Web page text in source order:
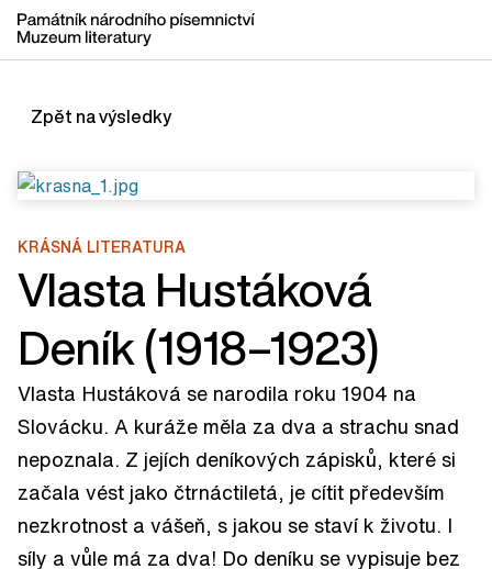
Zpět na výsledky
KRÁSNÁ LITERATURA
Vlasta Hustáková
Deník (1918–1923)
Vlasta Hustáková se narodila roku 1904 na
Slovácku. A kuráže měla za dva a strachu snad
nepoznala. Z jejích deníkových zápisků, které si
začala vést jako čtrnáctiletá, je cítit především
nezkrotnost a vášeň, s jakou se staví k životu. I
síly a vůle má za dva! Do deníku se vypisuje bez